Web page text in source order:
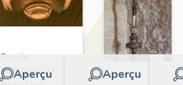
Aperçu
Dossier
IM78002723 |
Aperçu